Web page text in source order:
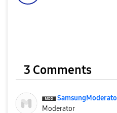
3 Comments
SamsungModerato
Moderator